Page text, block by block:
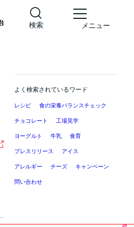
検索 メニュー
よく検索されているワード
レシピ 食の栄養バランスチェック
チョコレート 工場見学
ヨーグルト 牛乳 食育
プレスリリース アイス
アレルギー チーズ キャンペーン
問い合わせ